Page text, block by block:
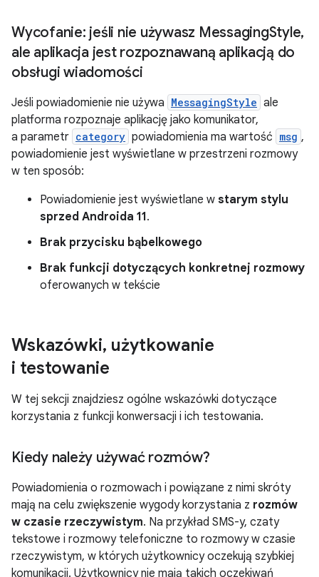
Wycofanie: jeśli nie używasz MessagingStyle,
ale aplikacja jest rozpoznawaną aplikacją do
obsługi wiadomości
Jeśli powiadomienie nie używa MessagingStyle ale
platforma rozpoznaje aplikację jako komunikator,
a parametr category powiadomienia ma wartość msg ,
powiadomienie jest wyświetlane w przestrzeni rozmowy
w ten sposób:
Powiadomienie jest wyświetlane w starym stylu
sprzed Androida 11.
Brak przycisku bąbelkowego
Brak funkcji dotyczących konkretnej rozmowy
oferowanych w tekście
Wskazówki, użytkowanie
i testowanie
W tej sekcji znajdziesz ogólne wskazówki dotyczące
korzystania z funkcji konwersacji i ich testowania.
Kiedy należy używać rozmów?
Powiadomienia o rozmowach i powiązane z nimi skróty
mają na celu zwiększenie wygody korzystania z rozmów
w czasie rzeczywistym. Na przykład SMS-y, czaty
tekstowe i rozmowy telefoniczne to rozmowy w czasie
rzeczywistym, w których użytkownicy oczekują szybkiej
komunikacji. Użytkownicy nie mają takich oczekiwań